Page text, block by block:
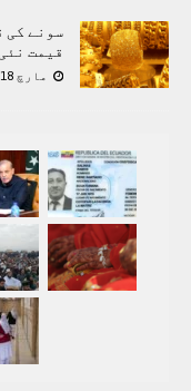
سونے کی
قیمت
مارچ 18, 2025